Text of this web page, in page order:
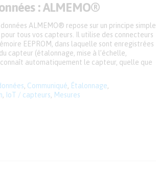
: ALMEMO®
Communiqué Étalonnage
IoT / capteurs Mesures
données ALMEMO® repose sur un principe simple
tous vos capteurs. Il utilise des connecteurs
EEPROM, dans laquelle sont enregistrées
capteur (étalonnage, mise à l’échelle,
automatiquement le capteur, quelle que